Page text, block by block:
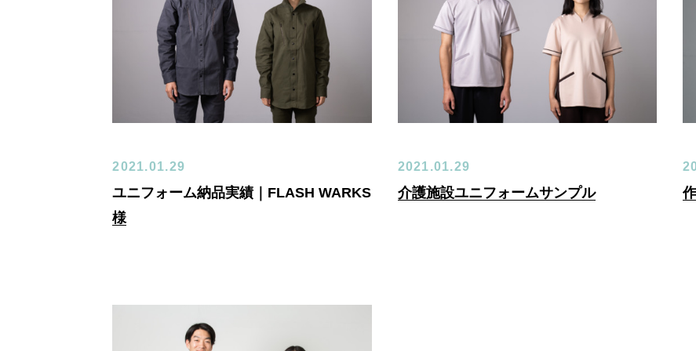
ユニフォーム納品実績｜FLASH WARKS
様
2021.01.29
介護施設ユニフォームサンプル
2021.01.29